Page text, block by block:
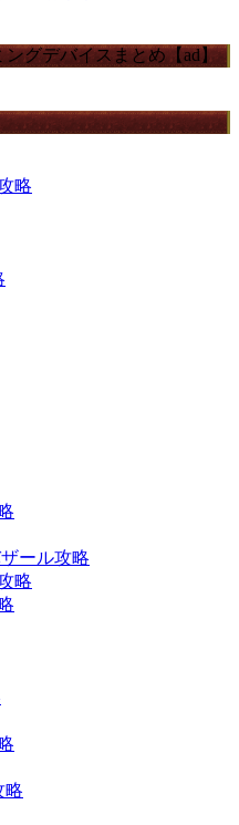
グデバイスまとめ【ad】
略
ール攻略
略
略